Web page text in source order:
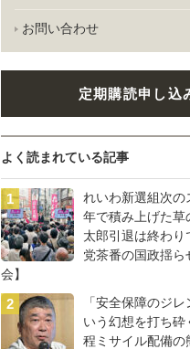
お問い合わせ
定期購読申し込
よく読まれている記事
れいわ新選組次
年で積み上げた
太郎引退は終わ
党茶番の国政揺ら
会】
「安全保障のジ
いう幻想を打ち
程ミサイル配備